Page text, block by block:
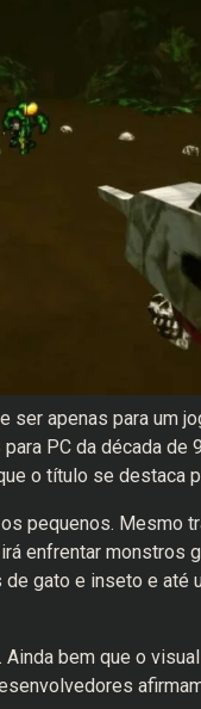
ser apenas para um
PC da década de
o título se destaca
pequenos. Mesmo
enfrentar
gato e inseto e até
bem que o